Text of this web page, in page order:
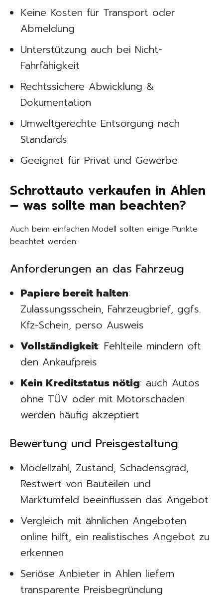
Keine Kosten für Transport oder
Abmeldung
Unterstützung auch bei Nicht-
Fahrfähigkeit
Rechtssichere Abwicklung &
Dokumentation
Umweltgerechte Entsorgung nach
Standards
Geeignet für Privat und Gewerbe
Schrottauto verkaufen in Ahlen
– was sollte man beachten?
Auch beim einfachen Modell sollten einige Punkte
beachtet werden:
Anforderungen an das Fahrzeug
Papiere bereit halten:
Zulassungsschein, Fahrzeugbrief, ggfs.
Kfz-Schein, perso Ausweis
Vollständigkeit: Fehlteile mindern oft
den Ankaufpreis
Kein Kreditstatus nötig: auch Autos
ohne TÜV oder mit Motorschaden
werden häufig akzeptiert
Bewertung und Preisgestaltung
Modellzahl, Zustand, Schadensgrad,
Restwert von Bauteilen und
Marktumfeld beeinflussen das Angebot
Vergleich mit ähnlichen Angeboten
online hilft, ein realistisches Angebot zu
erkennen
Seriöse Anbieter in Ahlen liefern
transparente Preisbegründung